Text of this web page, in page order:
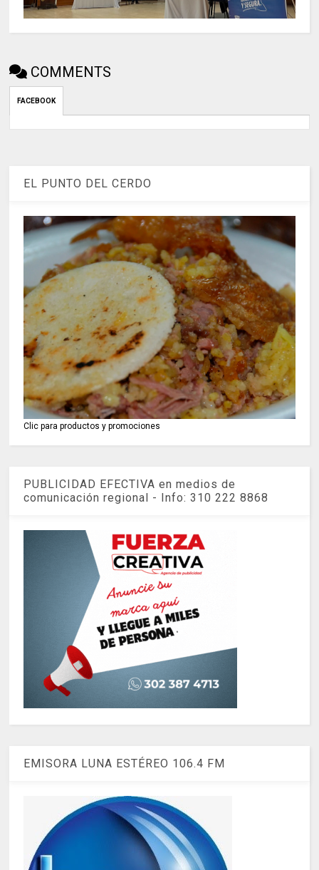
COMMENTS
FACEBOOK
EL PUNTO DEL CERDO
Clic para productos y promociones
PUBLICIDAD EFECTIVA en medios de
comunicación regional - Info: 310 222 8868
EMISORA LUNA ESTÉREO 106.4 FM